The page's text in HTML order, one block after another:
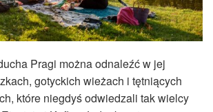
Pragi można odnaleźć w jej
gotyckich wieżach i tętniących
które niegdyś odwiedzali tak wielcy